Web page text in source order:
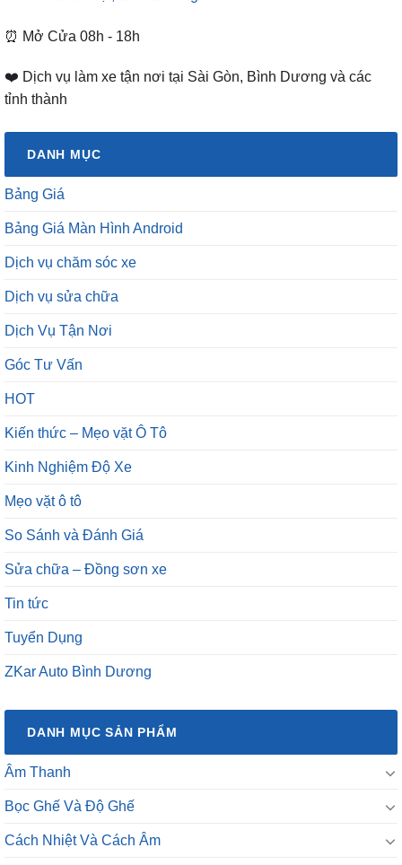
⏰ Mở Cửa 08h - 18h
❤️ Dịch vụ làm xe tận nơi tại Sài Gòn, Bình Dương và các
tỉnh thành
DANH MỤC
Bảng Giá
Bảng Giá Màn Hình Android
Dịch vụ chăm sóc xe
Dịch vụ sửa chữa
Dịch Vụ Tận Nơi
Góc Tư Vấn
HOT
Kiến thức – Mẹo vặt Ô Tô
Kinh Nghiệm Độ Xe
Mẹo vặt ô tô
So Sánh và Đánh Giá
Sửa chữa – Đồng sơn xe
Tin tức
Tuyển Dụng
ZKar Auto Bình Dương
DANH MỤC SẢN PHẨM
Âm Thanh
Bọc Ghế Và Độ Ghế
Cách Nhiệt Và Cách Âm